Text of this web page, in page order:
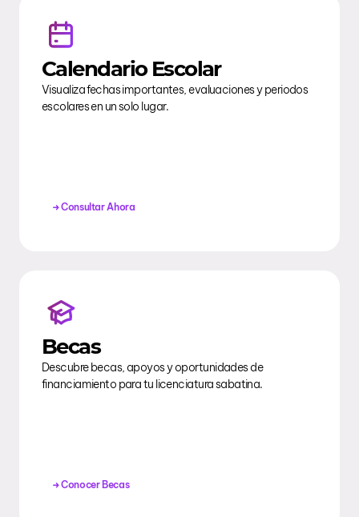
Calendario Escolar
Visualiza fechas importantes, evaluaciones y periodos
escolares en un solo lugar.
Consultar Ahora
Becas
Descubre becas, apoyos y oportunidades de
financiamiento para tu licenciatura sabatina.
Conocer Becas